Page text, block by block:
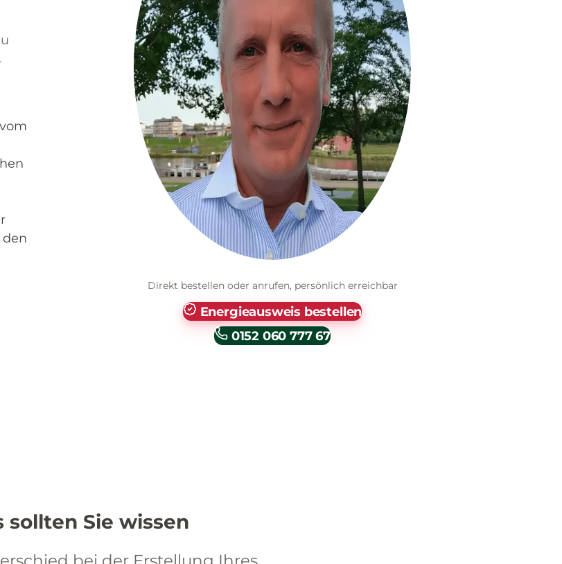
Direkt bestellen oder anrufen, persönlich erreichbar
Energieausweis bestellen
0152 060 777 67
sollten Sie wissen